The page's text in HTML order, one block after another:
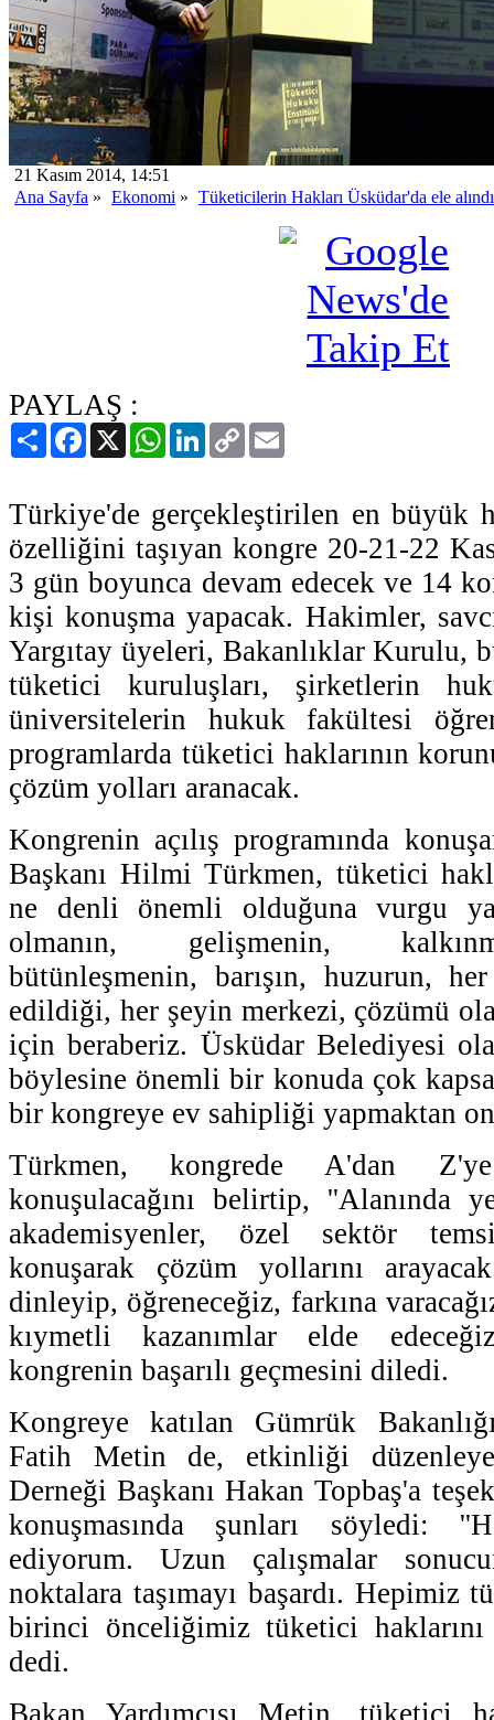
21 Kasım 2014, 14:51
Ana Sayfa » Ekonomi » Tüketicilerin Hakları Üsküdar'da ele alındı
PAYLAŞ :
PaylaşFacebook
X WhatsAppLinkedIn
Copy
Link
Türkiye'de gerçekleştirilen en büyük
özelliğini taşıyan kongre 20-21-22
3 gün boyunca devam edecek ve 14
kişi konuşma yapacak. Hakimler,
Yargıtay üyeleri, Bakanlıklar Kurulu,
tüketici kuruluşları, şirketlerin
üniversitelerin hukuk fakültesi
programlarda tüketici haklarının
çözüm yolları aranacak.
Kongrenin açılış programında
Başkanı Hilmi Türkmen, tüketici
ne denli önemli olduğuna vurgu
olmanın, gelişmenin,
bütünleşmenin, barışın, huzurun,
edildiği, her şeyin merkezi, çözümü
için beraberiz. Üsküdar Belediyesi
böylesine önemli bir konuda çok
bir kongreye ev sahipliği yapmaktan
Türkmen, kongrede A'dan
konuşulacağını belirtip, ''Alanında
akademisyenler, özel sektör
konuşarak çözüm yollarını
dinleyip, öğreneceğiz, farkına
kıymetli kazanımlar elde
kongrenin başarılı geçmesini diledi.
Kongreye katılan Gümrük
Fatih Metin de, etkinliği
Derneği Başkanı Hakan Topbaş'a
konuşmasında şunları söyledi:
ediyorum. Uzun çalışmalar
noktalara taşımayı başardı. Hepimiz
birinci önceliğimiz tüketici haklarını
dedi.
Bakan Yardımcısı Metin, tüketici